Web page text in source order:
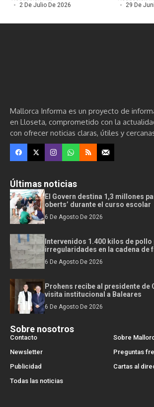
2 De Julio De 2026
29 De
Mallorca Informa es un proyecto de
en Lloseta, comprometido con la
con ofrecer noticias claras, útiles y
Últimas noticias
El Govern destina 1,3 millones
oberts’ durante el curso escolar
6 De Agosto De 2026
Intervenidos 1.400 kilos de pollo
irregularidades en la cadena de
6 De Agosto De 2026
Prohens recibe al presidente de
visita institucional a Baleares
6 De Agosto De 2026
Sobre nosotros
Contacto
Sobre
Newsletter
Preguntas
Publicidad
Cartas al
Todas las noticias